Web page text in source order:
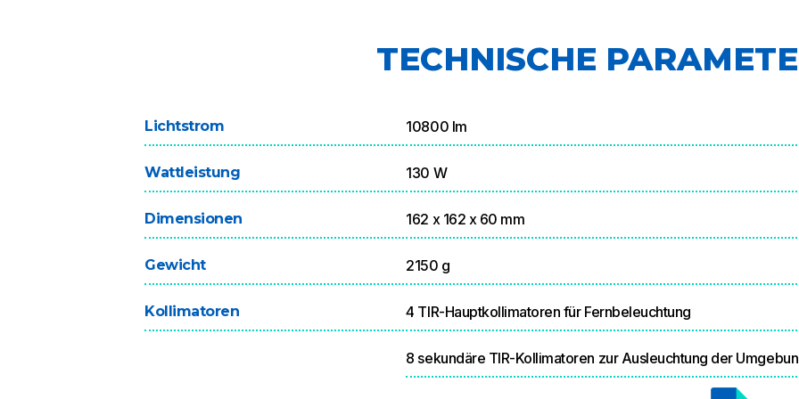
TECHNISCHE
Lichtstrom 10800 lm
Wattleistung 130 W
Dimensionen 162 x 162 x 60 mm
Gewicht 2150 g
Kollimatoren 4 TIR-Hauptkollimatoren für Fernbeleuchtung
8 sekundäre TIR-Kollimatoren zur Ausleuchtung der